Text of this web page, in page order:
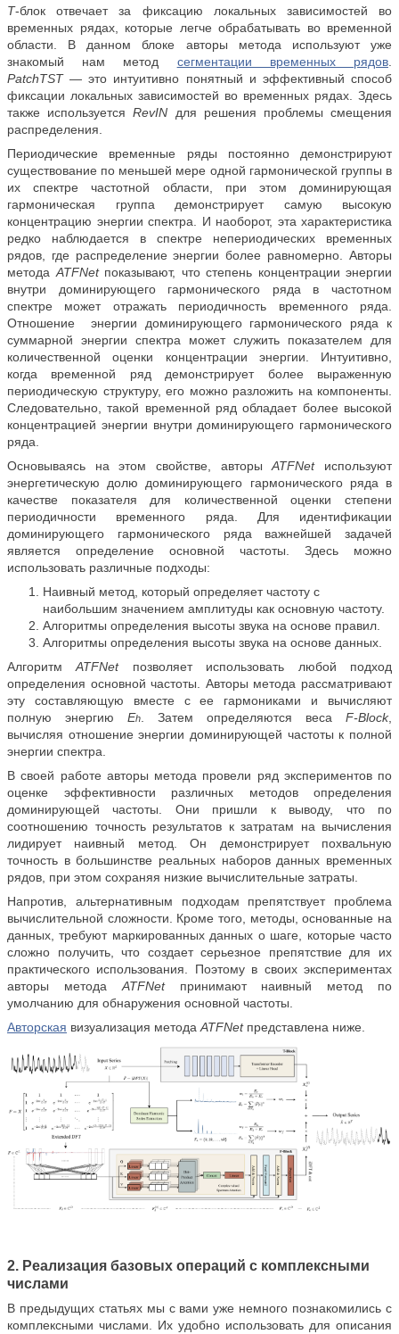
T-блок отвечает за фиксацию локальных зависимостей во
временных рядах, которые легче обрабатывать во временной
области. В данном блоке авторы метода используют уже
знакомый нам метод сегментации временных рядов
PatchTST— это интуитивно понятный и эффективный способ
фиксации локальных зависимостей во временных рядах. Здесь
также используетсяRevIN для решения проблемы смещения
распределения.
Периодические временные ряды постоянно демонстрируют
существование по меньшей мере одной гармонической группы в
их спектре частотной области, при этом доминирующая
гармоническая группа демонстрирует самую высокую
концентрацию энергии спектра. И наоборот, эта характеристика
редко наблюдается в спектре непериодических временных
рядов, где распределение энергии более равномерно. Авторы
метода ATFNetпоказывают, что степень концентрации энергии
внутри доминирующего гармонического ряда в частотном
спектре может отражать периодичность временного ряда.
Отношение энергии доминирующего гармонического ряда к
суммарной энергии спектра может служить показателем для
количественной оценки концентрации энергии. Интуитивно,
когда временной ряд демонстрирует более выраженную
периодическую структуру, его можно разложить на компоненты.
Следовательно, такой временной ряд обладает более высокой
концентрацией энергии внутри доминирующего гармонического
ряда.
Основываясь на этом свойстве, авторыATFNetиспользуют
энергетическую долю доминирующего гармонического ряда в
качестве показателя для количественной оценки степени
периодичности временного ряда. Для идентификации
доминирующего гармонического ряда важнейшей задачей
является определение основной частоты. Здесь можно
использовать различные подходы:
Наивный метод, который определяет частоту с
наибольшим значением амплитуды как основную частоту.
Алгоритмы определения высоты звука на основе правил.
Алгоритмы определения высоты звука на основе данных.
АлгоритмATFNetпозволяет использовать любой подход
определения основной частоты. Авторы метода рассматривают
эту составляющую вместе с ее гармониками и вычисляют
полную энергию Eh . Затем определяются веса F-Block,
вычисляя отношение энергии доминирующей частоты к полной
энергии спектра.
В своей работе авторы метода провели ряд экспериментов по
оценке эффективности различных методов определения
доминирующей частоты. Они пришли к выводу, что по
соотношению точность результатов к затратам на вычисления
лидирует наивный метод. Он демонстрирует похвальную
точность вбольшинстве реальных наборов данных временных
рядов, при этом сохраняя низкие вычислительные затраты.
Напротив, альтернативным подходам препятствует проблема
вычислительной сложности. Кроме того, методы, основанные на
данных, требуют маркированных данных о шаге, которые часто
сложно получить, что создает серьезное препятствие для их
практического использования. Поэтому в своих экспериментах
авторы метода ATFNet принимают наивный метод по
умолчанию для обнаружения основной частоты.
Авторская визуализация метода ATFNetпредставлена ниже.
2. Реализация базовых операций с комплексными
числами
В предыдущих статьях мы с вами уже немного познакомились с
комплексными числами. Их удобно использовать для описания